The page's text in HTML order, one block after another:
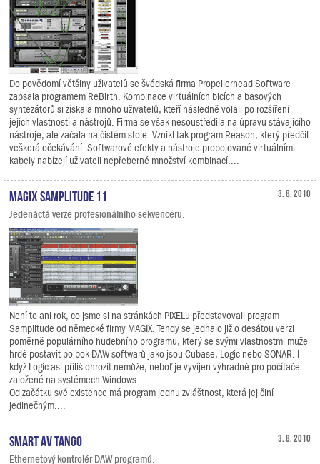
Do povědomí většiny uživatelů se švédská firma Propellerhead Software
zapsala programem ReBirth. Kombinace virtuálních bicích a basových
syntezátorů si získala mnoho uživatelů, kteří následně volali po rozšíření
jejích vlastností a nástrojů. Firma se však nesoustředila na úpravu stávajícího
nástroje, ale začala na čistém stole. Vznikl tak program Reason, který předčil
veškerá očekávání. Softwarové efekty a nástroje propojované virtuálními
kabely nabízejí uživateli nepřeberné množství kombinací....
3. 8. 2010
MAGIX Samplitude 11
Jedenáctá verze profesionálního sekvenceru.
Není to ani rok, co jsme si na stránkách PiXELu představovali program
Samplitude od německé firmy MAGIX. Tehdy se jednalo již o desátou verzi
poměrně populárního hudebního programu, který se svými vlastnostmi muže
hrdě postavit po bok DAW softwarů jako jsou Cubase, Logic nebo SONAR. I
když Logic asi příliš ohrozit nemůže, neboť je vyvíjen výhradně pro počítače
založené na systémech Windows.
Od začátku své existence má program jednu zvláštnost, která jej činí
jedinečným....
3. 8. 2010
Smart AV Tango
Ethernetový kontrolér DAW programů.